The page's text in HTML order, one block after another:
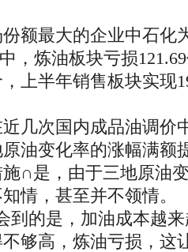
最大的企业中石化
，炼油板块亏损
上半年销售板块实现
次国内成品油调价
油变化率的涨幅满额
∩是，由于三地原油
情，甚至并不领情。
的是，加油成本越来
够高，炼油亏损，这